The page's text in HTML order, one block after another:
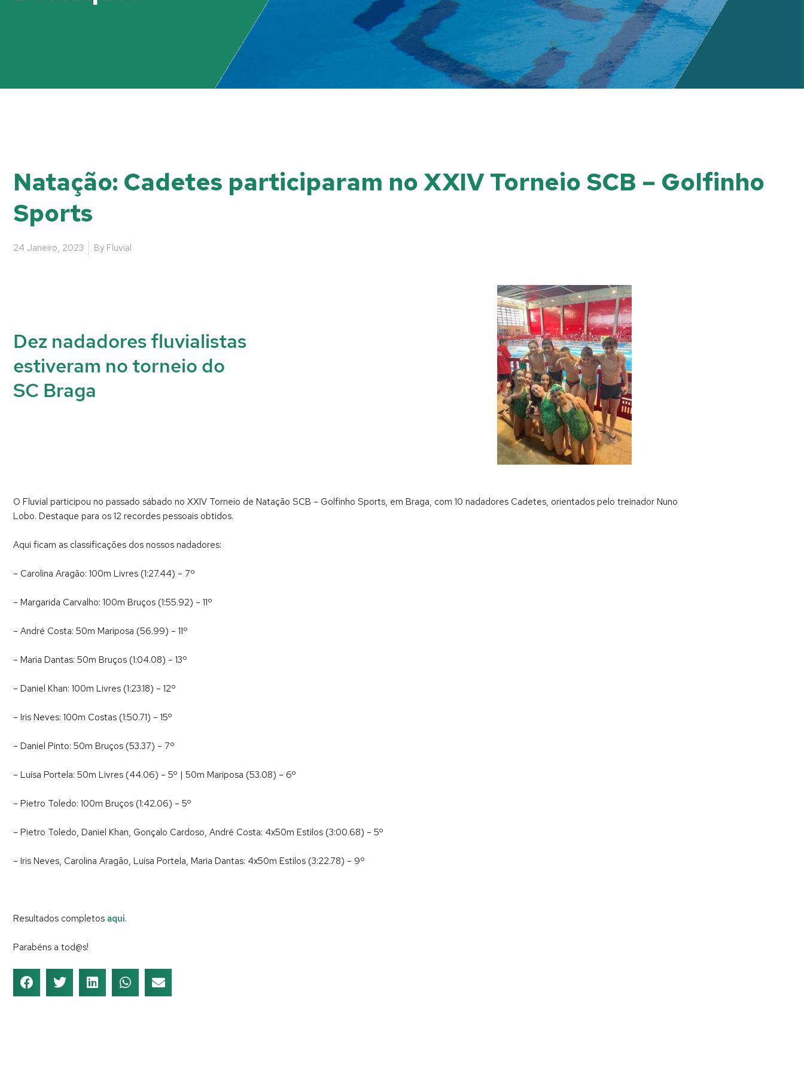
Natação: Cadetes participaram no XXIV Torneio SCB – Golfinho
Sports
24 Janeiro, 2023 By Fluvial
Dez nadadores fluvialistas
estiveram no torneio do
SC Braga
O Fluvial participou no passado sábado no XXIV Torneio de Natação SCB – Golfinho Sports, em Braga, com 10 nadadores Cadetes, orientados pelo treinador Nuno
Lobo. Destaque para os 12 recordes pessoais obtidos.
Aqui ficam as classificações dos nossos nadadores:
– Carolina Aragão: 100m Livres (1:27.44) – 7º
– Margarida Carvalho: 100m Bruços (1:55.92) – 11º
– André Costa: 50m Mariposa (56.99) – 11º
– Maria Dantas: 50m Bruços (1:04.08) – 13º
– Daniel Khan: 100m Livres (1:23.18) – 12º
– Iris Neves: 100m Costas (1:50.71) – 15º
– Daniel Pinto: 50m Bruços (53.37) – 7º
– Luísa Portela: 50m Livres (44.06) – 5º | 50m Mariposa (53.08) – 6º
– Pietro Toledo: 100m Bruços (1:42.06) – 5º
– Pietro Toledo, Daniel Khan, Gonçalo Cardoso, André Costa: 4x50m Estilos (3:00.68) – 5º
– Iris Neves, Carolina Aragão, Luísa Portela, Maria Dantas: 4x50m Estilos (3:22.78) – 9º
Resultados completos aqui.
Parabéns a tod@s!